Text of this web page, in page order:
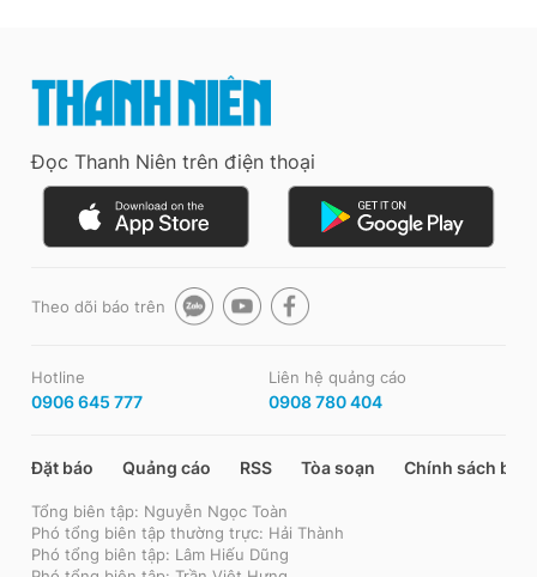
Đọc Thanh Niên trên điện thoại
Theo dõi báo trên
Hotline
0906 645 777
Liên hệ quảng cáo
0908 780 404
Đặt báo Quảng cáo RSS Tòa soạn Chính sách bảo
Tổng biên tập: Nguyễn Ngọc Toàn
Phó tổng biên tập thường trực: Hải Thành
Phó tổng biên tập: Lâm Hiếu Dũng